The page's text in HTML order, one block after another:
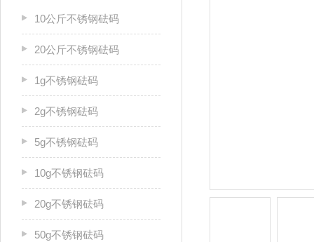
10公斤不锈钢砝码
20公斤不锈钢砝码
1g不锈钢砝码
2g不锈钢砝码
5g不锈钢砝码
10g不锈钢砝码
20g不锈钢砝码
50g不锈钢砝码